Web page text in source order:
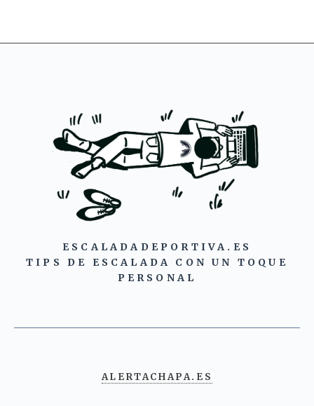
ESCALADADEPORTIVA.ES
TIPS DE ESCALADA CON UN TOQUE
PERSONAL
ALERTACHAPA.ES